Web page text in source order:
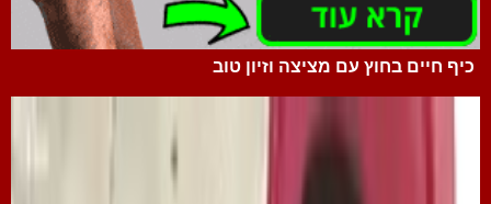
כיף חיים בחוץ עם מציצה וזיון טוב